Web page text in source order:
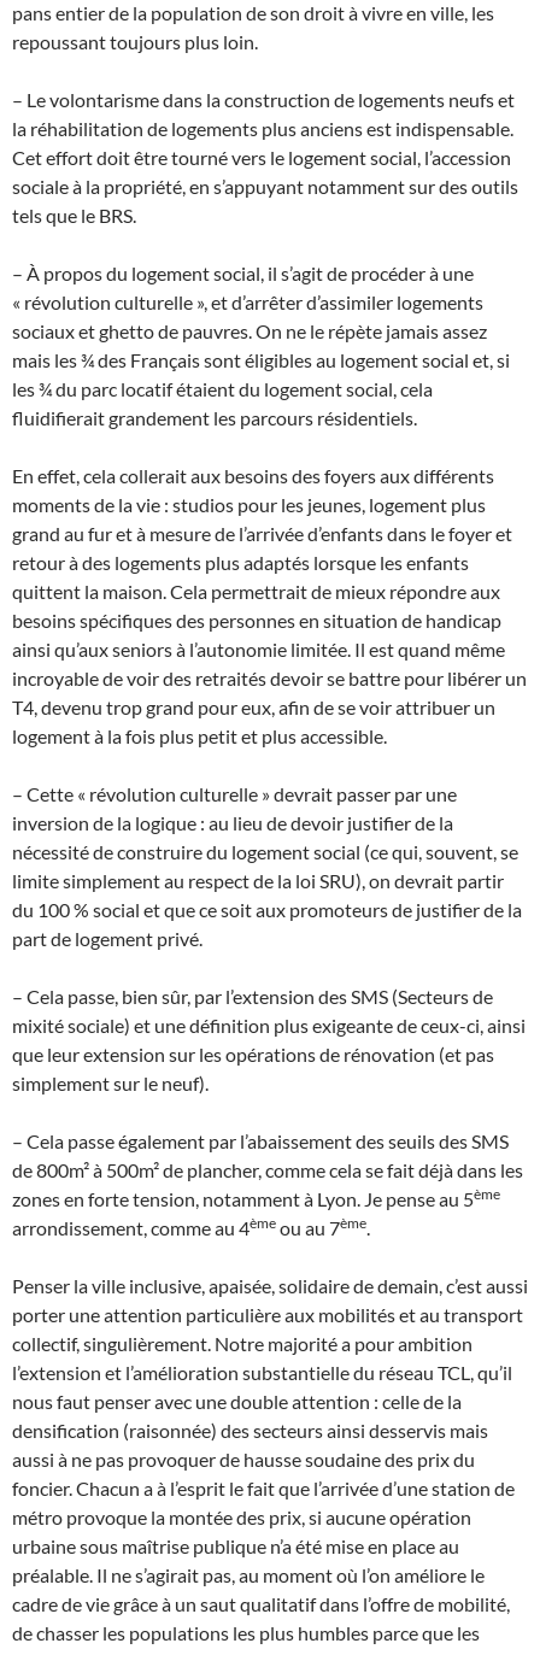
pans entier de la population de son droit à vivre en ville, les
repoussant toujours plus loin.
– Le volontarisme dans la construction de logements neufs et
la réhabilitation de logements plus anciens est indispensable.
Cet effort doit être tourné vers le logement social, l’accession
sociale à la propriété, en s’appuyant notamment sur des outils
tels que le BRS.
– À propos du logement social, il s’agit de procéder à une
« révolution culturelle », et d’arrêter d’assimiler logements
sociaux et ghetto de pauvres. On ne le répète jamais assez
mais les ¾ des Français sont éligibles au logement social et, si
les ¾ du parc locatif étaient du logement social, cela
fluidifierait grandement les parcours résidentiels.
En effet, cela collerait aux besoins des foyers aux différents
moments de la vie : studios pour les jeunes, logement plus
grand au fur et à mesure de l’arrivée d’enfants dans le foyer et
retour à des logements plus adaptés lorsque les enfants
quittent la maison. Cela permettrait de mieux répondre aux
besoins spécifiques des personnes en situation de handicap
ainsi qu’aux seniors à l’autonomie limitée. Il est quand même
incroyable de voir des retraités devoir se battre pour libérer un
T4, devenu trop grand pour eux, afin de se voir attribuer un
logement à la fois plus petit et plus accessible.
– Cette « révolution culturelle » devrait passer par une
inversion de la logique : au lieu de devoir justifier de la
nécessité de construire du logement social (ce qui, souvent, se
limite simplement au respect de la loi SRU), on devrait partir
du 100 % social et que ce soit aux promoteurs de justifier de la
part de logement privé.
– Cela passe, bien sûr, par l’extension des SMS (Secteurs de
mixité sociale) et une définition plus exigeante de ceux-ci, ainsi
que leur extension sur les opérations de rénovation (et pas
simplement sur le neuf).
– Cela passe également par l’abaissement des seuils des SMS
de 800m² à 500m² de plancher, comme cela se fait déjà dans les
zones en forte tension, notamment à Lyon. Je pense au 5ème
arrondissement, comme au 4ème ou au 7ème.
Penser la ville inclusive, apaisée, solidaire de demain, c’est aussi
porter une attention particulière aux mobilités et au transport
collectif, singulièrement. Notre majorité a pour ambition
l’extension et l’amélioration substantielle du réseau TCL, qu’il
nous faut penser avec une double attention : celle de la
densification (raisonnée) des secteurs ainsi desservis mais
aussi à ne pas provoquer de hausse soudaine des prix du
foncier. Chacun a à l’esprit le fait que l’arrivée d’une station de
métro provoque la montée des prix, si aucune opération
urbaine sous maîtrise publique n’a été mise en place au
préalable. Il ne s’agirait pas, au moment où l’on améliore le
cadre de vie grâce à un saut qualitatif dans l’offre de mobilité,
de chasser les populations les plus humbles parce que les